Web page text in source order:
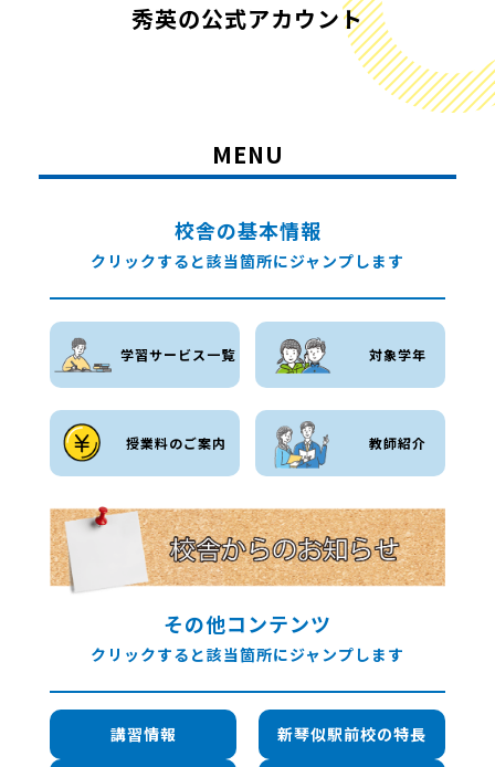
秀英の公式アカウント
MENU
校舎の基本情報
クリックすると該当箇所にジャンプします
学習サービス一覧 対象学年
授業料のご案内 教師紹介
その他コンテンツ
クリックすると該当箇所にジャンプします
講習情報 新琴似駅前校の特長